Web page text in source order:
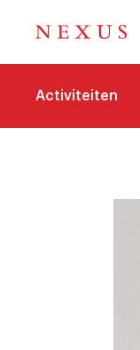
Activiteiten